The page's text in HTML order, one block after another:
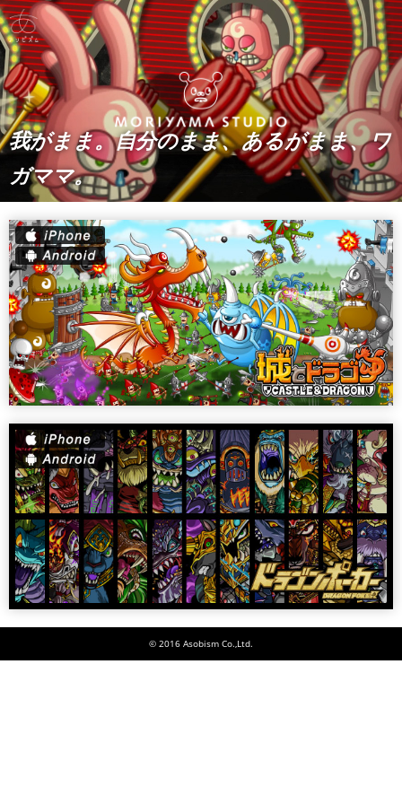
我がまま。自分のまま、あるがまま、ワ
ガママ。
© 2016 Asobism Co.,Ltd.